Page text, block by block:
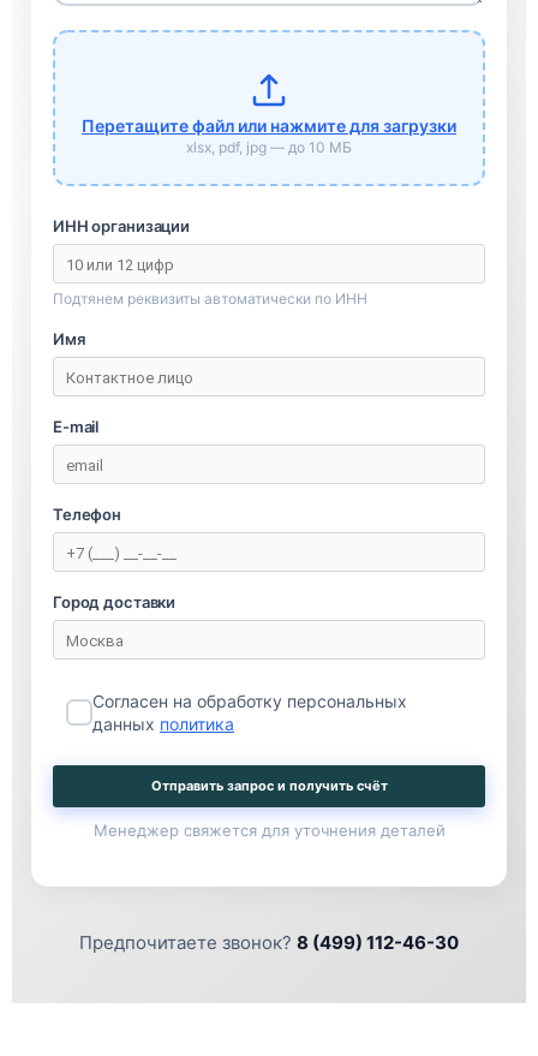
Перетащите файл или нажмите для загрузки
xlsx, pdf, jpg — до 10 МБ
ИНН организации
Подтянем реквизиты автоматически по ИНН
Имя
E-mail
Телефон
Город доставки
Согласен на обработку персональных
данных политика
Отправить запрос и получить счёт
Менеджер свяжется для уточнения деталей
Предпочитаете звонок? 8 (499) 112-46-30